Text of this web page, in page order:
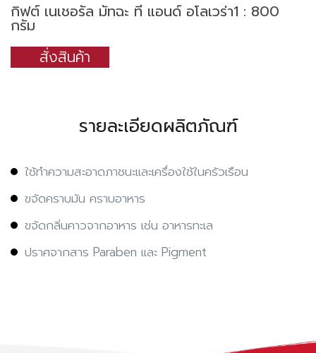
กิฟต์ เนเชอรัล มัทฉะ ที แอนด์ อโลเวร่า1 : 800
กรัม
สั่งสินค้า
รายละเอียดผลิตภัณฑ์
ใช้ทำความสะอาดภาชนะและเครื่องใช้ในครัวเรือน
ขจัดคราบมัน คราบอาหาร
ขจัดกลิ่นคาวจากอาหาร เช่น อาหารทะเล
ปราศจากสาร Paraben และ Pigment